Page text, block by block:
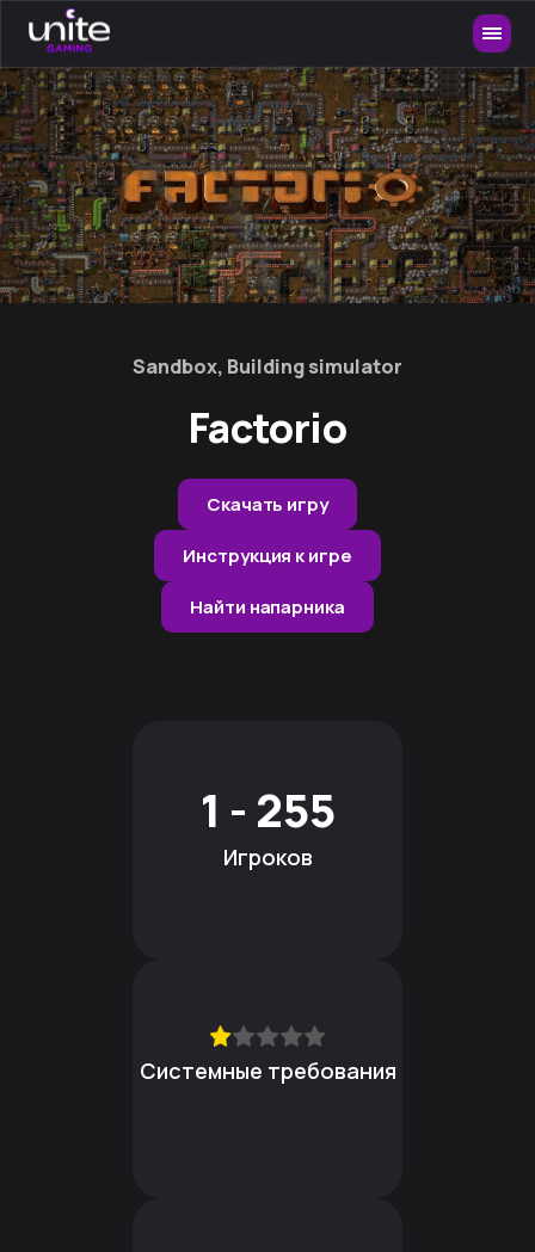
Sandbox, Building simulator
Factorio
Скачать игру
Инструкция к игре
Найти напарника
1 - 255
Игроков
Системные требования